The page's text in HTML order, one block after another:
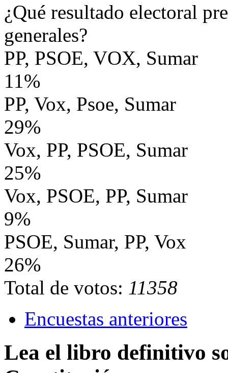
¿Qué resultado electoral
generales?
PP, PSOE, VOX, Sumar
11%
PP, Vox, Psoe, Sumar
29%
Vox, PP, PSOE, Sumar
25%
Vox, PSOE, PP, Sumar
9%
PSOE, Sumar, PP, Vox
26%
Total de votos: 11358
Encuestas anteriores
Lea el libro definitivo